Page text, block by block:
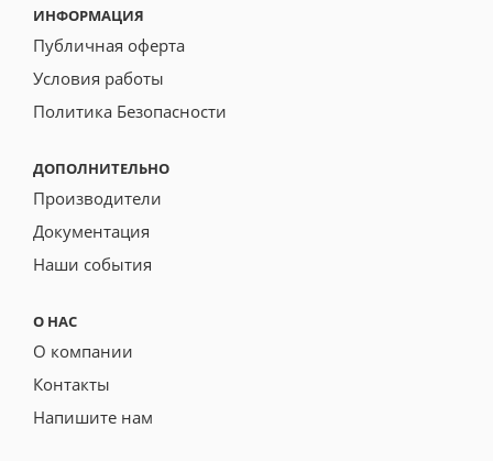
ИНФОРМАЦИЯ
Публичная оферта
Условия работы
Политика Безопасности
ДОПОЛНИТЕЛЬНО
Производители
Документация
Наши события
О НАС
О компании
Контакты
Напишите нам